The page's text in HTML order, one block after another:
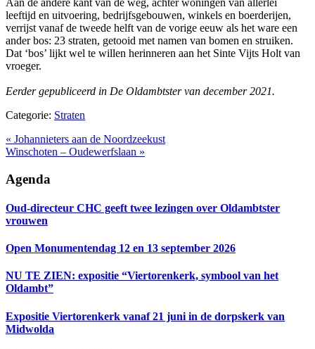
leeftijd en uitvoering, bedrijfsgebouwen, winkels en boerderijen,
verrijst vanaf de tweede helft van de vorige eeuw als het ware een
ander bos: 23 straten, getooid met namen van bomen en struiken.
Dat ‘bos’ lijkt wel te willen herinneren aan het Sinte Vijts Holt van
vroeger.
Eerder gepubliceerd in De Oldambtster van december 2021.
Categorie: Straten
Vorig
bericht:
« Johannieters aan de Noordzeekust
Volgend
Winschoten – Oudewerfslaan »
Primaire
Sidebar
Agenda
Oud-directeur CHC geeft twee lezingen over Oldambtster
vrouwen
Open Monumentendag 12 en 13 september 2026
NU TE ZIEN: expositie “Viertorenkerk, symbool van het
Oldambt”
Expositie Viertorenkerk vanaf 21 juni in de dorpskerk van
Midwolda